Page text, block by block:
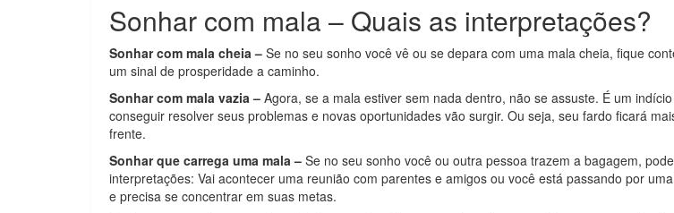
Sonhar com mala – Quais as interpretações?
Sonhar com mala cheia – Se no seu sonho você vê ou se depara com uma mala cheia, fique
um sinal de prosperidade a caminho.
Sonhar com mala vazia – Agora, se a mala estiver sem nada dentro, não se assuste. É um
conseguir resolver seus problemas e novas oportunidades vão surgir. Ou seja, seu fardo ficará
frente.
Sonhar que carrega uma mala – Se no seu sonho você ou outra pessoa trazem a bagagem,
interpretações: Vai acontecer uma reunião com parentes e amigos ou você está passando por
e precisa se concentrar em suas metas.